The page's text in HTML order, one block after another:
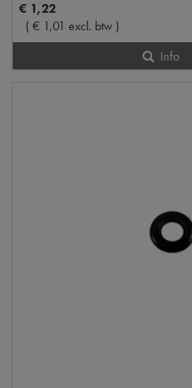
€ 1,22
( € 1,01 excl. btw )
Info